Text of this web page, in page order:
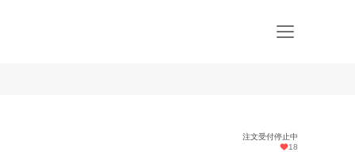
注文受付停止中
18